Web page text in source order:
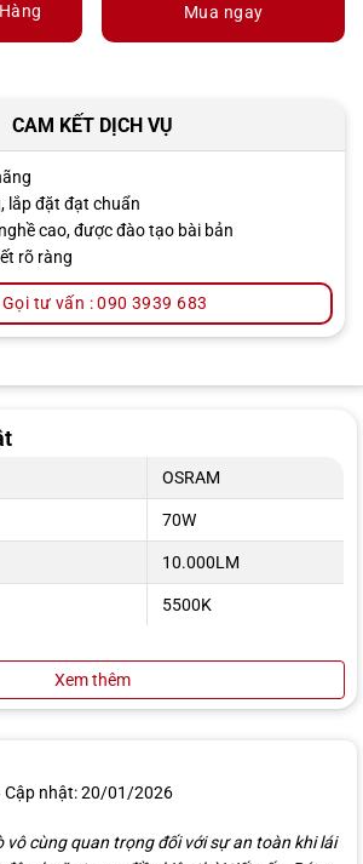
Mua ngay
CAM KẾT DỊCH VỤ
lắp đặt đạt chuẩn
cao, được đào tạo bài bản
rõ ràng
Gọi tư vấn : 090 3939 683
Cập nhật: 20/01/2026
vô cùng quan trọng đối với sự an toàn khi lái
OSRAM
70W
10.000LM
5500K
Xem thêm